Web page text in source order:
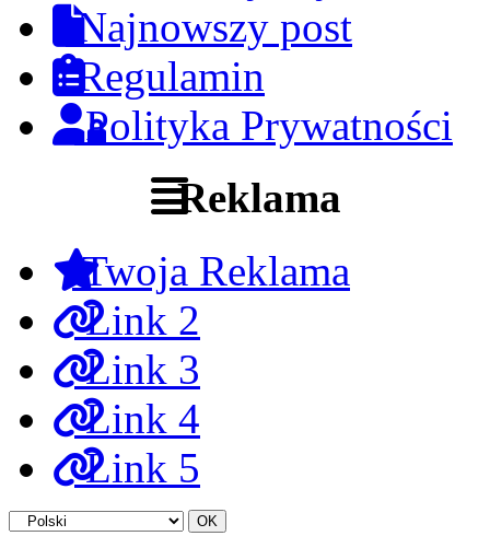
Najnowszy post
Regulamin
Polityka Prywatności
Reklama
Twoja Reklama
Link 2
Link 3
Link 4
Link 5